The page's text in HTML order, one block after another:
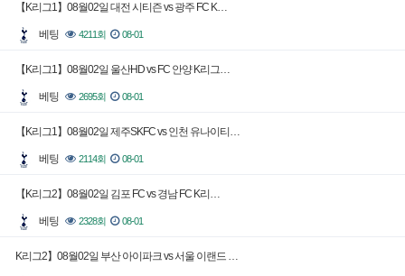
【K리그1】08월02일 대전 시티즌 vs 광주 FC K…
베팅 4211회 08-01
【K리그1】08월02일 울산HD vs FC 안양 K리그…
베팅 2695회 08-01
【K리그1】08월02일 제주SKFC vs 인천 유나이티…
베팅 2114회 08-01
【K리그2】08월02일 김포 FC vs 경남 FC K리…
베팅 2328회 08-01
K리그2】08월02일 부산 아이파크 vs 서울 이랜드 …